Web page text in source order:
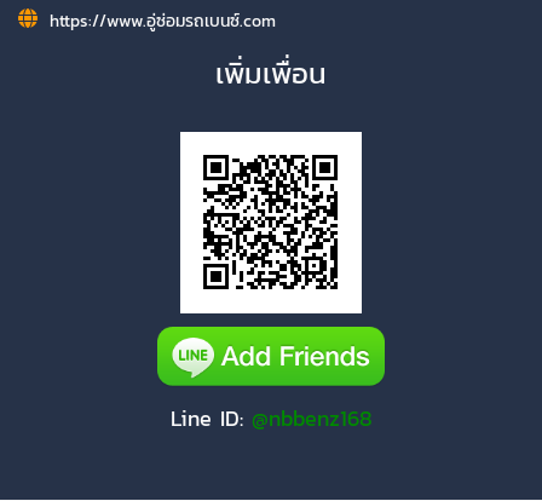
https://www.อู่ซ่อมรถเบนซ์.com
เพิ่มเพื่อน
Line ID: @nbbenz168